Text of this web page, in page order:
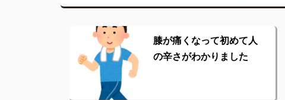
膝が痛くなって初めて人
の辛さがわかりました